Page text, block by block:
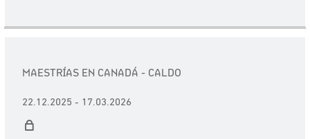
MAESTRÍAS EN CANADÁ - CALDO
22.12.2025 - 17.03.2026